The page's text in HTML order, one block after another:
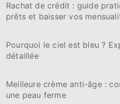
Rachat de crédit : guide
prêts et baisser vos
Pourquoi le ciel est bleu ?
détaillée
Meilleure crème anti-âge :
une peau ferme